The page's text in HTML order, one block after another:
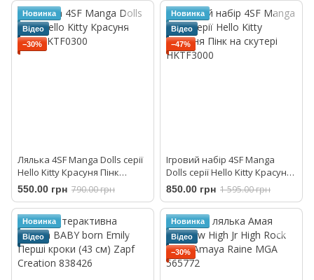
Новинка
Відео
−30%
Лялька 4SF Manga Dolls серії
Hello Kitty Красуня Пінк
HKTF0300
550.00 грн 790.00 грн
Новинка
Відео
−47%
Ігровий набір 4SF Manga
Dolls серії Hello Kitty Красуня
Пінк на скутері HKTF3000
850.00 грн 1 595.00 грн
Новинка
Відео
Новинка
Відео
−30%